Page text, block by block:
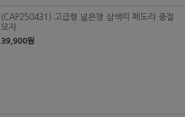
(CAP250431) 고급형 넓은챙 삼색띠 페도라 중절
모자
39,900원